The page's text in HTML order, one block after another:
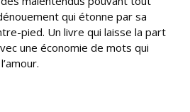
qui étonne par sa
pied. Un livre qui laisse la part
une économie de mots qui